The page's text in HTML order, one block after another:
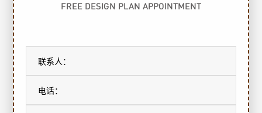
FREE DESIGN PLAN APPOINTMENT
联系人：
电话：